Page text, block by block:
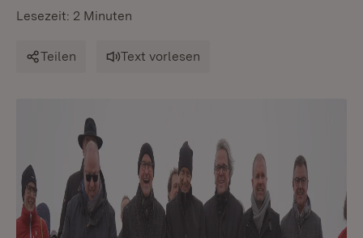
Lesezeit: 2 Minuten
Teilen Text vorlesen